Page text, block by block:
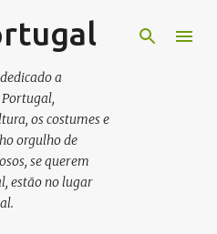
principal
a
os costumes e
orgulho de
se querem
estão no lugar